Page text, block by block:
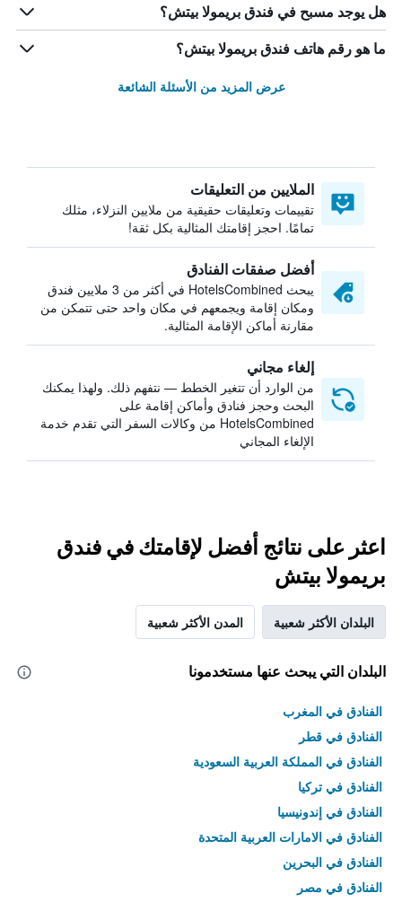
هل يوجد مسبح في فندق بريمولا بيتش؟
ما هو رقم هاتف فندق بريمولا بيتش؟
عرض المزيد من الأسئلة الشائعة
الملايين من التعليقات
تقييمات وتعليقات حقيقية من ملايين النزلاء، مثلك
تمامًا. احجز إقامتك المثالية بكل ثقة!
أفضل صفقات الفنادق
يبحث HotelsCombined في أكثر من 3 ملايين فندق
ومكان إقامة ويجمعهم في مكان واحد حتى تتمكن من
مقارنة أماكن الإقامة المثالية.
إلغاء مجاني
من الوارد أن تتغير الخطط — نتفهم ذلك. ولهذا يمكنك
البحث وحجز فنادق وأماكن إقامة على
HotelsCombined من وكالات السفر التي تقدم خدمة
الإلغاء المجاني
اعثر على نتائج أفضل لإقامتك في فندق
بريمولا بيتش
البلدان الأكثر شعبية المدن الأكثر شعبية
البلدان التي يبحث عنها مستخدمونا
الفنادق في المغرب
الفنادق في قطر
الفنادق في المملكة العربية السعودية
الفنادق في تركيا
الفنادق في إندونيسيا
الفنادق في الامارات العربية المتحدة
الفنادق في البحرين
الفنادق في مصر